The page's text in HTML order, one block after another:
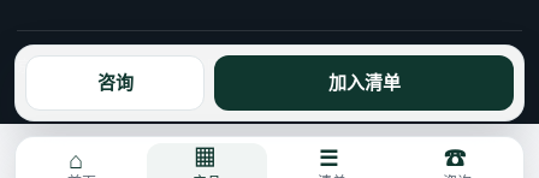
咨询 加入清单
京ICP备15055597号-1 京公网安备110114000490号